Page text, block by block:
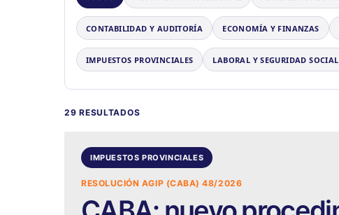
CONTABILIDAD Y AUDITORÍA ECONOMÍA Y FINANZAS
IMPUESTOS PROVINCIALES LABORAL Y SEGURIDAD SOCIAL
29 RESULTADOS
IMPUESTOS PROVINCIALES
RESOLUCIÓN AGIP (CABA) 48/2026